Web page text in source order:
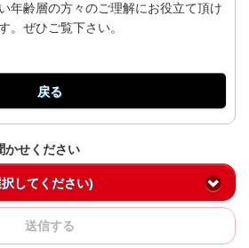
年齢層の方々のご理解にお役立て頂け
。ぜひご覧下さい。
戻る
かせください
してください)
送信する